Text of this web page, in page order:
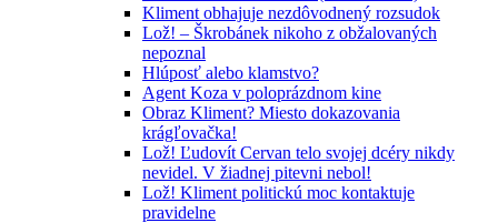
Kliment obhajuje nezdôvodnený rozsudok
Lož! – Škrobánek nikoho z obžalovaných
nepoznal
Hlúposť alebo klamstvo?
Agent Koza v poloprázdnom kine
Obraz Kliment? Miesto dokazovania
krágľovačka!
Lož! Ľudovít Cervan telo svojej dcéry nikdy
nevidel. V žiadnej pitevni nebol!
Lož! Kliment politickú moc kontaktuje
pravidelne